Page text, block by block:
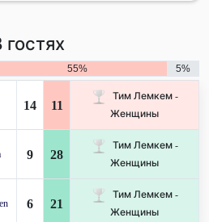
гостях
55% 5%
14 11
Тим Лемкем -
Женщины
9 28
Тим Лемкем -
Женщины
6 21
Тим Лемкем -
Женщины